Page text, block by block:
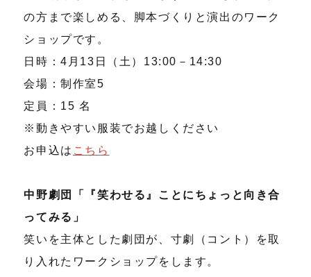
の方まで楽しめる、脚本づくりと演出のワーク
ショップです。
日時：4月13日（土）13:00－14:30
会場：制作室5
定員：15 名
※動きやすい服装でお越しください
お申込は こちら
中野劇団「『笑わせる』ことにちょっと向き合
ってみる」
笑いを主体とした劇団が、寸劇（コント）を取
り入れたワークショップをします。